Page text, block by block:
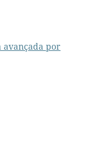
avançada por